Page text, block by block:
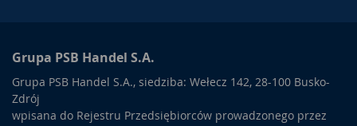
Grupa PSB Handel S.A.
Grupa PSB Handel S.A., siedziba: Wełecz 142, 28-100 Busko-
Zdrój
wpisana do Rejestru Przedsiębiorców prowadzonego przez